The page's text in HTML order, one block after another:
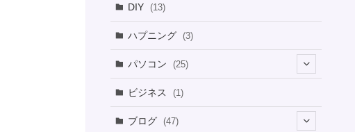
ー
DIY (13)
ハプニング (3)
パソコン (25)
(8)
(1)
ビジネス (1)
ブログ (47)